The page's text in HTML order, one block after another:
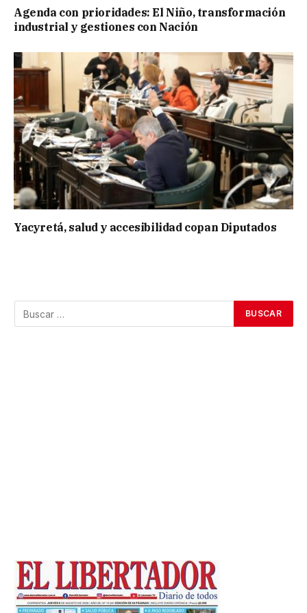
Agenda con prioridades: El Niño, transformación
industrial y gestiones con Nación
Yacyretá, salud y accesibilidad copan Diputados